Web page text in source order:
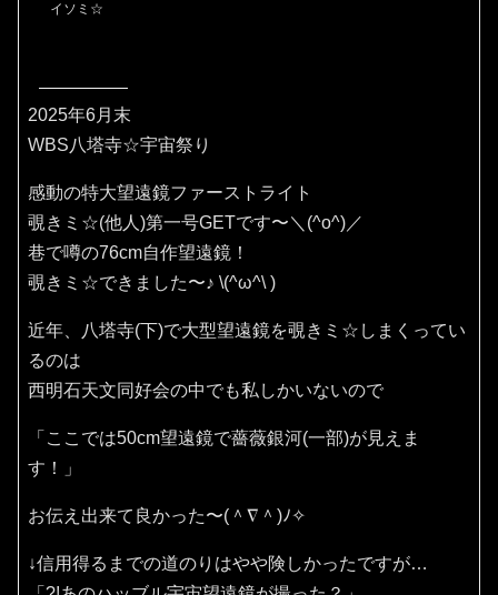
イソミ☆
2025年6月末
WBS八塔寺☆宇宙祭り
感動の特大望遠鏡ファーストライト
覗きミ☆(他人)第一号GETです〜＼(^o^)／
巷で噂の76cm自作望遠鏡！
覗きミ☆できました〜♪⁠ ⁠\⁠(⁠^⁠ω⁠^⁠\⁠ ⁠)
近年、八塔寺(下)で大型望遠鏡を覗きミ☆しまくってい
るのは
西明石天文同好会の中でも私しかいないので
「ここでは50cm望遠鏡で薔薇銀河(一部)が見えま
す！」
お伝え出来て良かった〜(⁠＾⁠∇⁠＾⁠)⁠ﾉ⁠✧⁠
↓信用得るまでの道のりはやや険しかったですが…